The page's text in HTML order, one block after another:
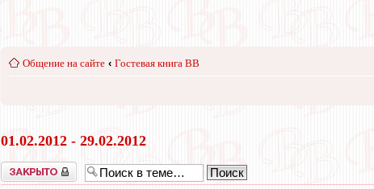
Общение на сайте ‹ Гостевая книга ВВ
01.02.2012 - 29.02.2012
Закрыто